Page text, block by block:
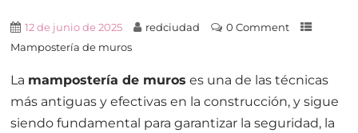
12 de junio de 2025 redciudad
0 Comment
Mampostería de muros
La mampostería de muros es una de las técnicas
más antiguas y efectivas en la construcción, y sigue
siendo fundamental para garantizar la seguridad, la